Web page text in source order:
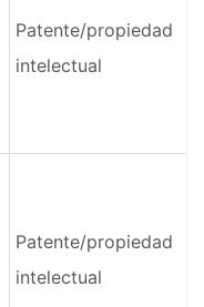
Patente/propiedad
intelectual
Patente/propiedad
intelectual